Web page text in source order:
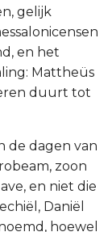
gelijk
en het
Mattheüs
duurt tot
de dagen van
zoon
en niet die
Daniël
hoewel